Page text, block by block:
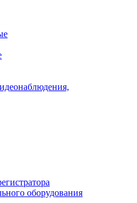
оборудования